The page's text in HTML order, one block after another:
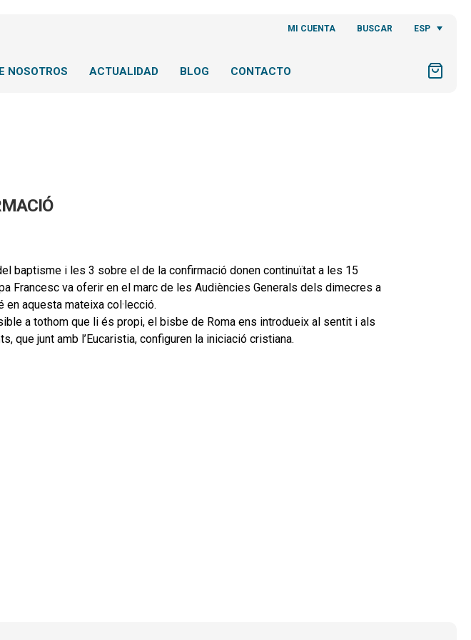
MI CUENTA BUSCAR ESP
NOSOTROS ACTUALIDAD BLOG CONTACTO
baptisme i les 3 sobre el de la confirmació donen continuïtat a les 15
Francesc va oferir en el marc de les Audiències Generals dels dimecres a
en aquesta mateixa col·lecció.
a tothom que li és propi, el bisbe de Roma ens introdueix al sentit i als
que junt amb l’Eucaristia, configuren la iniciació cristiana.